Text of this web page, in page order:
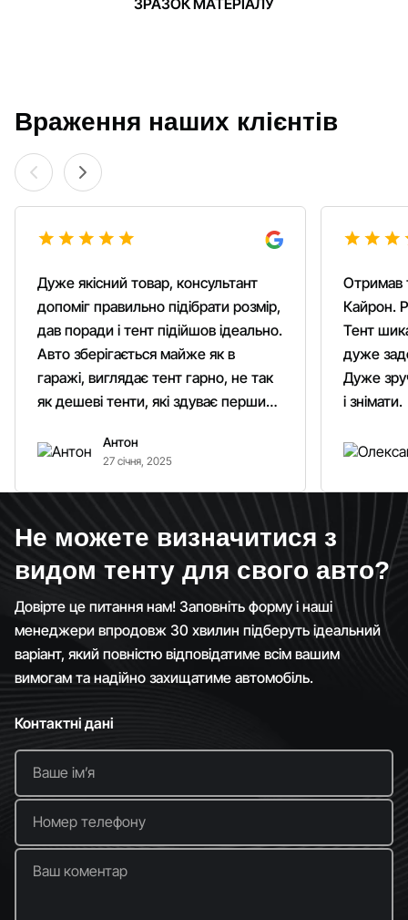
ЗРАЗОК МАТЕРІАЛУ
Враження наших клієнтів
Дуже якісний товар, консультант
допоміг правильно підібрати розмір,
дав поради і тент підійшов ідеально.
Авто зберігається майже як в
гаражі, виглядає тент гарно, не так
як дешеві тенти, які здуває першим
Рекомендую однозначно!
Антон
27 січня, 2025
Отримав
Кайрон.
Тент
дуже
Дуже
і знімати.
Не можете визначитися з
видом тенту для свого авто?
Довірте це питання нам! Заповніть форму і наші
менеджери впродовж 30 хвилин підберуть ідеальний
варіант, який повністю відповідатиме всім вашим
вимогам та надійно захищатиме автомобіль.
Контактні дані
Ваше імʼя
Номер телефону
Ваш коментар